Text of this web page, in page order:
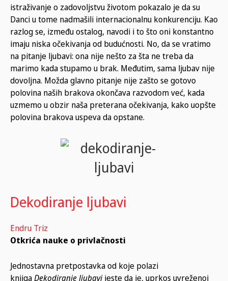
istraživanje o zadovoljstvu životom pokazalo je da su
Danci u tome nadmašili internacionalnu konkurenciju. Kao
razlog se, između ostalog, navodi i to što oni konstantno
imaju niska očekivanja od budućnosti. No, da se vratimo
na pitanje ljubavi: ona nije nešto za šta ne treba da
marimo kada stupamo u brak. Međutim, sama ljubav nije
dovoljna. Možda glavno pitanje nije zašto se gotovo
polovina naših brakova okončava razvodom već, kada
uzmemo u obzir naša preterana očekivanja, kako uopšte
polovina brakova uspeva da opstane.
Dekodiranje ljubavi
Endru Triz
Otkrića nauke o privlačnosti
Jednostavna pretpostavka od koje polazi
knjigaDekodiranje ljubavijeste da je, uprkos uvreženoj